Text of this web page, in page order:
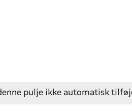
pulje ikke automatisk